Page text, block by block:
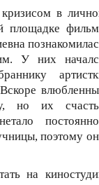
в
площадке
У них
но их
поэтому
на